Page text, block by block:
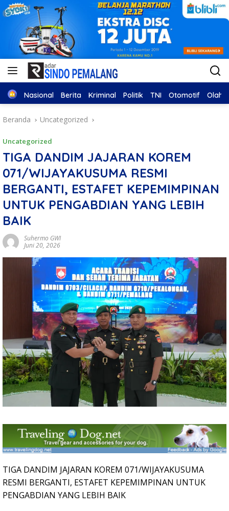
Home
Nasional Berita Kriminal Politik TNI Otomotif
Beranda Uncategorized
Uncategorized
TIGA DANDIM JAJARAN KOREM
071/WIJAYAKUSUMA RESMI
BERGANTI, ESTAFET KEPEMIMPINAN
UNTUK PENGABDIAN YANG LEBIH
BAIK
Suhermo GWI
Juni 20, 2026
TIGA DANDIM JAJARAN KOREM 071/WIJAYAKUSUMA
RESMI BERGANTI, ESTAFET KEPEMIMPINAN UNTUK
PENGABDIAN YANG LEBIH BAIK